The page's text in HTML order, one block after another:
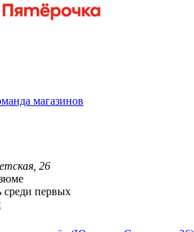
магазинов
26
среди первых